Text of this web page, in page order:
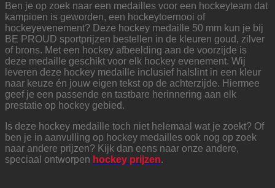
Ben je op zoek naar een medailles voor een hockeyteam dat
kampioen is geworden, een hockeytoernooi of
hockeyevenement? Deze hockey medaille 50 mm kun je bij
BE PROUD sportprijzen bestellen in de kleuren goud, zilver
of brons. Met een hockey afbeelding aan de voorzijde is
deze medaille geschikt voor elk hockey evenement. Wij
leveren deze hockey medaille inclusief halslint in een kleur
naar keuze én jouw eigen tekst op de achterzijde. Hiermee
geef je een passende en tastbare herinnering aan elk
prestatie op hockey gebied.
Is deze hockey medaille toch niet helemaal wat je zoekt? Of
ben je in aanvulling op hockey medailles ook nog op zoek
naar andere prijzen? Kijk dan eens naar onze andere,
speciaal ontworpen hockey prijzen.